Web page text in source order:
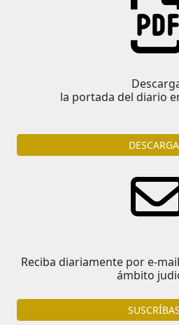
la portada del diario
Reciba diariamente por e-
ámbito